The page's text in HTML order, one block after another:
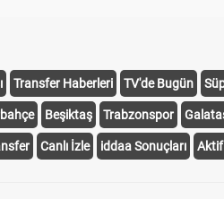
Transfer Haberleri TV'de Bugün
Beşiktaş Trabzonspor
Canlı İzle iddaa Sonuçları